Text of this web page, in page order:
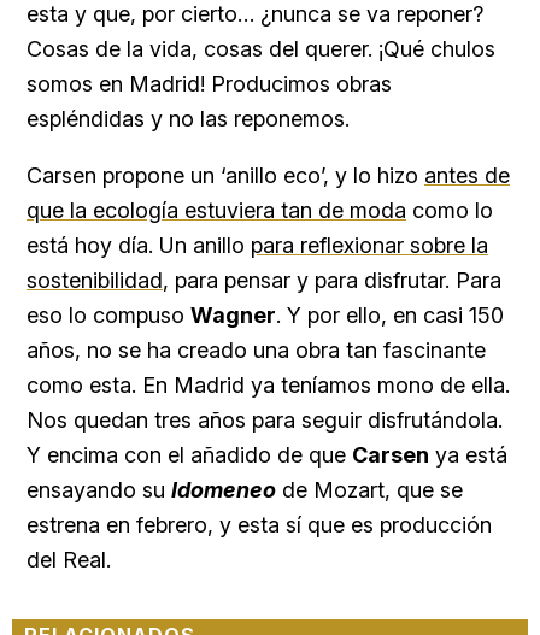
esta y que, por cierto… ¿nunca se va reponer?
Cosas de la vida, cosas del querer. ¡Qué chulos
somos en Madrid! Producimos obras
espléndidas y no las reponemos.
Carsen propone un ‘anillo eco’, y lo hizo antes de
que la ecología estuviera tan de moda como lo
está hoy día. Un anillo para reflexionar sobre la
sostenibilidad, para pensar y para disfrutar. Para
eso lo compuso Wagner. Y por ello, en casi 150
años, no se ha creado una obra tan fascinante
como esta. En Madrid ya teníamos mono de ella.
Nos quedan tres años para seguir disfrutándola.
Y encima con el añadido de que Carsen ya está
ensayando su Idomeneo de Mozart, que se
estrena en febrero, y esta sí que es producción
del Real.